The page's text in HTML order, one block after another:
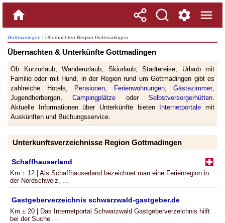
Gottmadingen | Übernachten Region Gottmadingen
Übernachten & Unterkünfte Gottmadingen
Ob Kurzurlaub, Wanderurlaub, Skiurlaub, Städtereise, Urlaub mit
Familie oder mit Hund, in der Region rund um Gottmadingen gibt es
zahlreiche Hotels,
Pensionen, Ferienwohnungen, Gästezimmer,
Jugendherbergen,Campingplätze oderSelbstversorgerhütten.
Aktuelle Informationen über Unterkünfte bieten
Internetportale mit
Auskünften und Buchungsservice.
Unterkunftsverzeichnisse Region Gottmadingen
Schaffhauserland
Km ± 12 | Als Schaffhauserland bezeichnet man eine Ferienregion in
der Nordschweiz, ...
Gastgeberverzeichnis schwarzwald-gastgeber.de
Km ± 20 | Das Internetportal Schwarzwald Gastgeberverzeichnis hilft
bei der Suche ...